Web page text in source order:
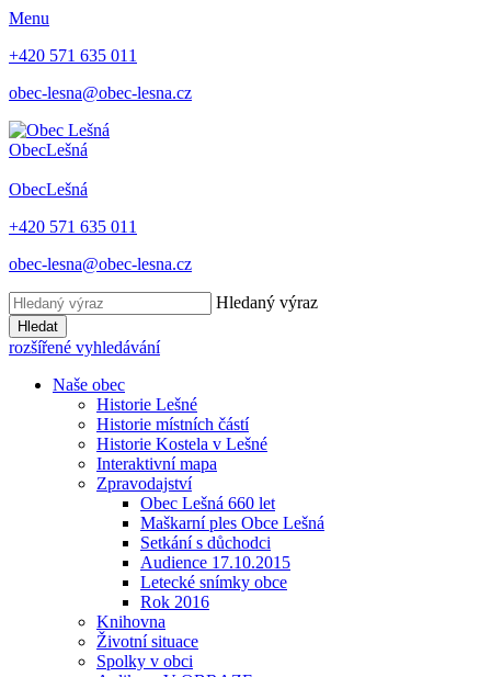
Menu
+420 571 635 011
obec-lesna@obec-lesna.cz
ObecLešná
ObecLešná
+420 571 635 011
obec-lesna@obec-lesna.cz
Hledaný výraz
Hledat
rozšířené vyhledávání
Naše obec
Historie Lešné
Historie místních částí
Historie Kostela v Lešné
Interaktivní mapa
Zpravodajství
Obec Lešná 660 let
Maškarní ples Obce Lešná
Setkání s důchodci
Audience 17.10.2015
Letecké snímky obce
Rok 2016
Knihovna
Životní situace
Spolky v obci